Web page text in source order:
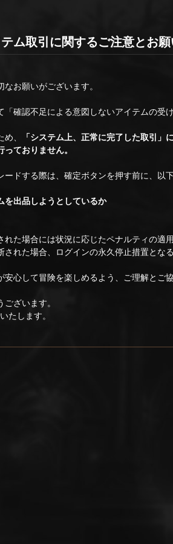
ム取引に関するご注意とお
お願いがございます。
確認不足による意図しないアイテムの受
、
「システム上、正常に完了した取引
ておりません。
ドする際は、確定ボタンを押す前に、以
を出品しようとしているか
た場合には状況に応じたペナルティの適
れた場合、ログインの永久停止措置とな
心して冒険を楽しめるよう、ご理解とご
ざいます。
たします。